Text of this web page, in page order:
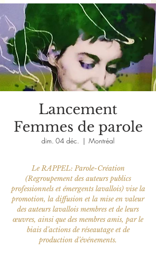
Lancement
Femmes de parole
dim. 04 déc.
  |
Montréal
Le RAPPEL: Parole-Création
(Regroupement des auteurs publics
professionnels et émergents lavallois) vise la
promotion, la diffusion et la mise en valeur
des auteurs lavallois membres et de leurs
œuvres, ainsi que des membres amis, par le
biais d’actions de réseautage et de
production d’événements.